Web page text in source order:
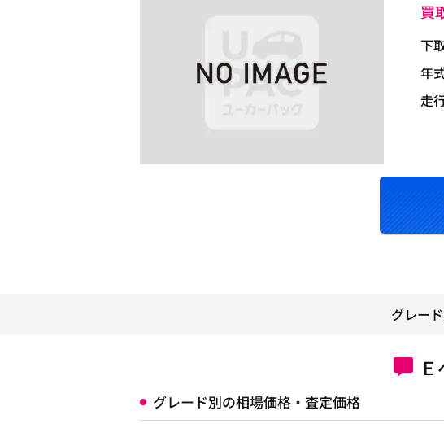
買
下
年
走
グレー
グレード別の相場価格・査定価格